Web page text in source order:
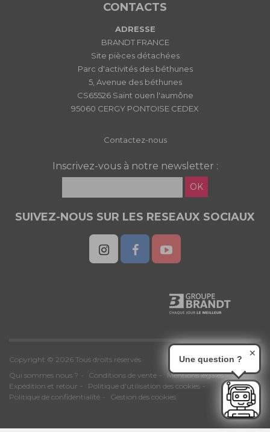
CONTACTS
ADRESSE
BRANDT FRANCE
Site pièces détachées
Parc d'activités des béthunes
5, Avenue des béthunes
CS65526 Saint ouen l'aumône
95060 CERGY PONTOISE CEDEX
Contactez-nous
Inscrivez-vous à notre newsletter :
OK
SUIVEZ-NOUS SUR LES RESEAUX SOCIAUX
Copyright © 2026 Tous droits réservés
Qui sommes nous ?
Conditions de vente
Mentions légales
Expédition et retour
Politique d'utilisation des cookies
Politique de confidentialité
Gestion des cookies
Une question ?
✕